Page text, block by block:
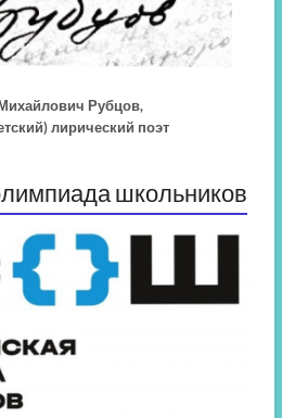
Рубцов,
лирический поэт
школьников